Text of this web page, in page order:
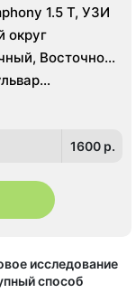
1.5 Т, УЗИ
округ
Восточное
Северное
Щелковская
1600 p.
исследование
способ